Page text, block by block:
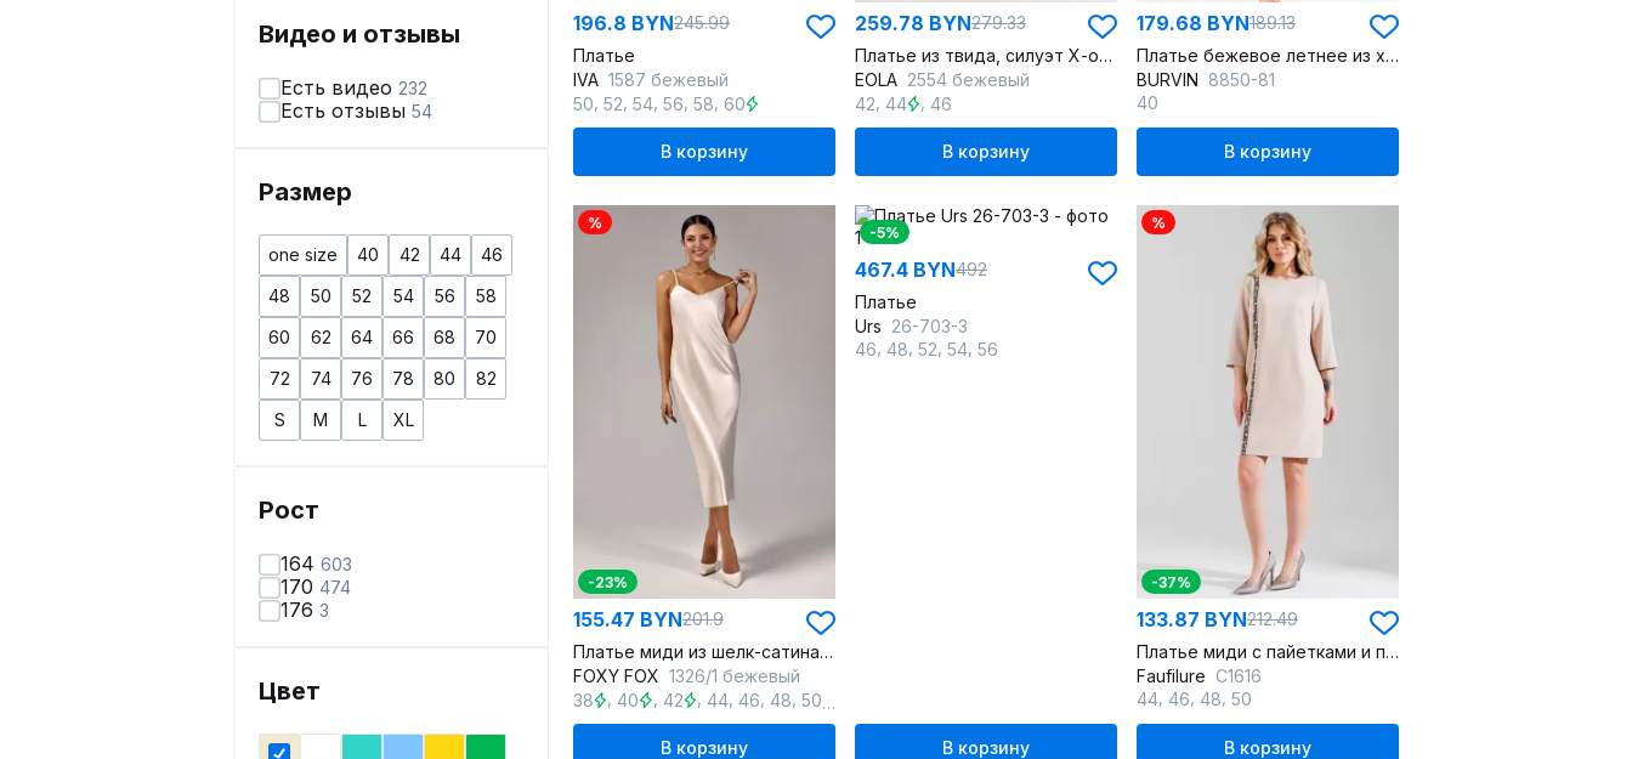
Видео и отзывы
Есть видео 232
Есть отзывы 54
Размер
one size 40 42 44
46
48
50 52 54 56
58
60
62 64 66 68
70
72
74 76 78 80
82
S
M L XL
Рост
164 603
170 474
176 3
Цвет
196.8 BYN245.99
Платье
IVA 1587 бежевый
50 52 54 56 58 60
В корзину
259.78 BYN279.33
Платье из твида, силуэт Х-образный, с ремнем и карманами
EOLA 2554 бежевый
42 44 46
В корзину
179.68 BYN189.13
Платье бежевое летнее из хлопка на каждый день
BURVIN 8850-81
40
В корзину
%
-23%
155.47 BYN201.9
Платье миди из шелк-сатина с регулируемыми бретелями
FOXY FOX 1326/1 бежевый
38
40 42 44 46 48 50
В корзину
-5%
467.4 BYN492
Платье
Urs 26-703-3
46 48 52 54 56
В корзину
%
-37%
133.87 BYN212.49
Платье миди с пайетками и полуприлегающим силуэтом
Faufilure C1616
44 46 48 50
В корзину